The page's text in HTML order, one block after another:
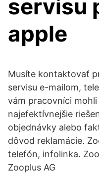
servisu
apple
Musíte kontaktovať
servisu e-mailom,
vám pracovníci
najefektívnejšie
objednávky alebo
dôvod reklamácie.
telefón, infolinka.
Zooplus AG